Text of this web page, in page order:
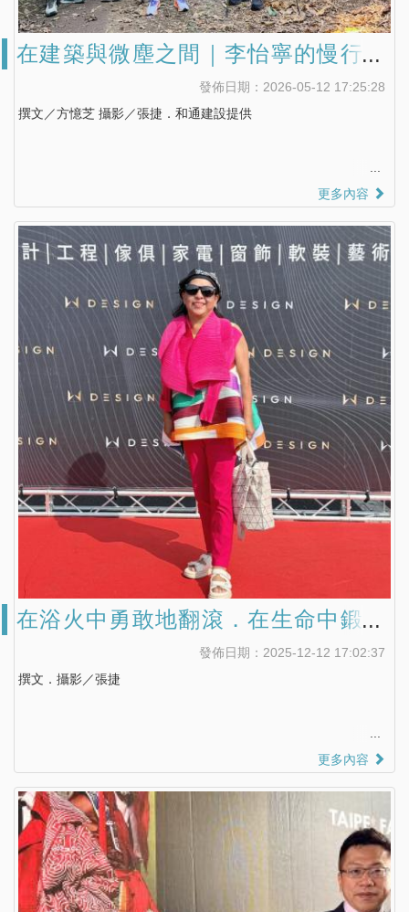
在建築與微塵之間｜李怡寧的慢行之
發佈日期：2026-05-12 17:25:28
撰文／方憶芝 攝影／張捷．和通建設提供
更多內容
在浴火中勇敢地翻滾．在生命中鍛鍊
出剛強 《黑珍珠的人生謝幕｜致～張
瓈文》
發佈日期：2025-12-12 17:02:37
撰文．攝影／張捷
更多內容